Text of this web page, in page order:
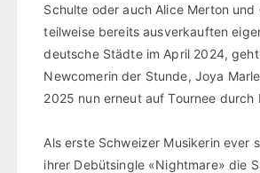
Schulte oder auch Alice Merton und
teilweise bereits ausverkauften
deutsche Städte im April 2024,
Newcomerin der Stunde, Joya
2025 nun erneut auf Tournee durch
Als erste Schweizer Musikerin ever
ihrer Debütsingle «Nightmare» die